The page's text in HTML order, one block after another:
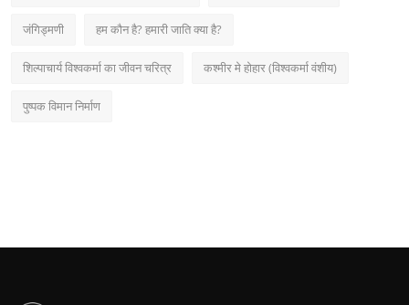
जंगिड्मणी हम कौन है? हमारी जाति क्या है?
शिल्पाचार्य विश्वकर्मा का जीवन चरित्र कश्मीर मे होहार (विश्वकर्मा वंशीय)
पुष्पक विमान निर्माण